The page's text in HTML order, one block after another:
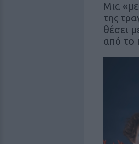
Μια
της
θέσει
από το